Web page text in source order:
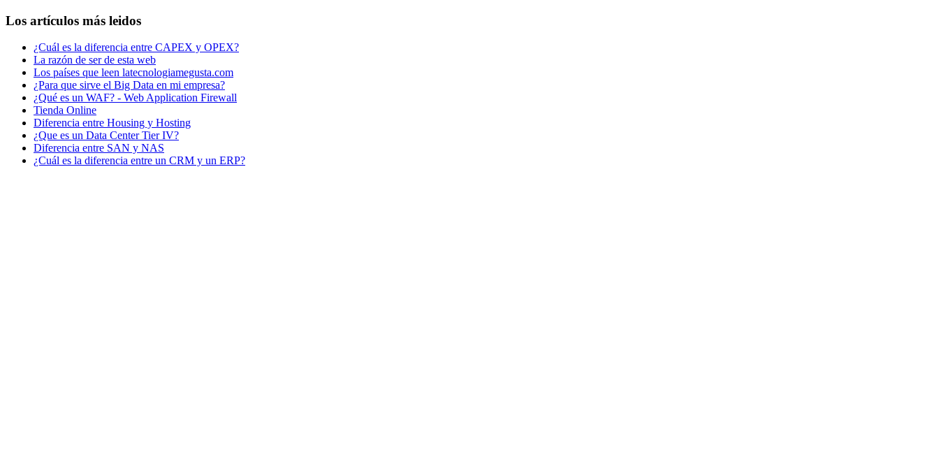
Los artículos más leidos
¿Cuál es la diferencia entre CAPEX y OPEX?
La razón de ser de esta web
Los países que leen latecnologiamegusta.com
¿Para que sirve el Big Data en mi empresa?
¿Qué es un WAF? - Web Application Firewall
Tienda Online
Diferencia entre Housing y Hosting
¿Que es un Data Center Tier IV?
Diferencia entre SAN y NAS
¿Cuál es la diferencia entre un CRM y un ERP?